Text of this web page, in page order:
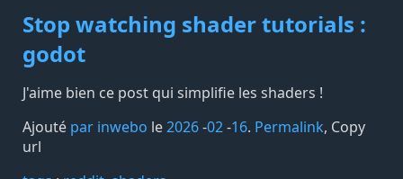
Stop watching shader tutorials :
godot
J'aime bien ce post qui simplifie les shaders !
Ajouté par inwebo le2026-02-16. Permalink, Copy
url